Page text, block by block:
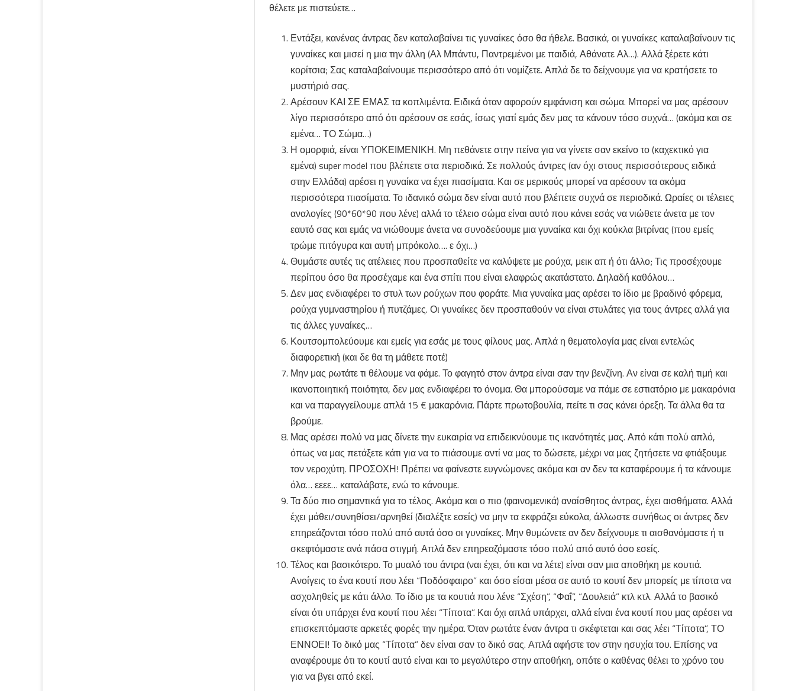
θέλετε με πιστεύετε…
Εντάξει, κανένας άντρας δεν καταλαβαίνει τις γυναίκες όσο θα ήθελε. Βασικά, οι γυναίκες καταλαβαίνουν τις
γυναίκες και μισεί η μια την άλλη (Αλ Μπάντυ, Παντρεμένοι με παιδιά, Αθάνατε Αλ…). Αλλά ξέρετε κάτι
κορίτσια; Σας καταλαβαίνουμε περισσότερο από ότι νομίζετε. Απλά δε το δείχνουμε για να κρατήσετε το
μυστήριό σας.
Αρέσουν ΚΑΙ ΣΕ ΕΜΑΣ τα κοπλιμέντα. Ειδικά όταν αφορούν εμφάνιση και σώμα. Μπορεί να μας αρέσουν
λίγο περισσότερο από ότι αρέσουν σε εσάς, ίσως γιατί εμάς δεν μας τα κάνουν τόσο συχνά… (ακόμα και σε
εμένα… ΤΟ Σώμα…)
Η ομορφιά, είναι ΥΠΟΚΕΙΜΕΝΙΚΗ. Μη πεθάνετε στην πείνα για να γίνετε σαν εκείνο το (καχεκτικό για
εμένα) super model που βλέπετε στα περιοδικά. Σε πολλούς άντρες (αν όχι στους περισσότερους ειδικά
στην Ελλάδα) αρέσει η γυναίκα να έχει πιασίματα. Και σε μερικούς μπορεί να αρέσουν τα ακόμα
περισσότερα πιασίματα. Το ιδανικό σώμα δεν είναι αυτό που βλέπετε συχνά σε περιοδικά. Ωραίες οι τέλειες
αναλογίες (90*60*90 που λένε) αλλά το τέλειο σώμα είναι αυτό που κάνει εσάς να νιώθετε άνετα με τον
εαυτό σας και εμάς να νιώθουμε άνετα να συνοδεύουμε μια γυναίκα και όχι κούκλα βιτρίνας (που εμείς
τρώμε πιτόγυρα και αυτή μπρόκολο…. ε όχι…)
Θυμάστε αυτές τις ατέλειες που προσπαθείτε να καλύψετε με ρούχα, μεικ απ ή ότι άλλο; Τις προσέχουμε
περίπου όσο θα προσέχαμε και ένα σπίτι που είναι ελαφρώς ακατάστατο. Δηλαδή καθόλου…
Δεν μας ενδιαφέρει το στυλ των ρούχων που φοράτε. Μια γυναίκα μας αρέσει το ίδιο με βραδινό φόρεμα,
ρούχα γυμναστηρίου ή πυτζάμες. Οι γυναίκες δεν προσπαθούν να είναι στυλάτες για τους άντρες αλλά για
τις άλλες γυναίκες…
Κουτσομπολεύουμε και εμείς για εσάς με τους φίλους μας. Απλά η θεματολογία μας είναι εντελώς
διαφορετική (και δε θα τη μάθετε ποτέ)
Μην μας ρωτάτε τι θέλουμε να φάμε. Το φαγητό στον άντρα είναι σαν την βενζίνη. Αν είναι σε καλή τιμή και
ικανοποιητική ποιότητα, δεν μας ενδιαφέρει το όνομα. Θα μπορούσαμε να πάμε σε εστιατόριο με μακαρόνια
και να παραγγείλουμε απλά 15 € μακαρόνια. Πάρτε πρωτοβουλία, πείτε τι σας κάνει όρεξη. Τα άλλα θα τα
βρούμε.
Μας αρέσει πολύ να μας δίνετε την ευκαιρία να επιδεικνύουμε τις ικανότητές μας. Από κάτι πολύ απλό,
όπως να μας πετάξετε κάτι για να το πιάσουμε αντί να μας το δώσετε, μέχρι να μας ζητήσετε να φτιάξουμε
τον νεροχύτη. ΠΡΟΣΟΧΗ! Πρέπει να φαίνεστε ευγνώμονες ακόμα και αν δεν τα καταφέρουμε ή τα κάνουμε
όλα… εεεε… καταλάβατε, ενώ το κάνουμε.
Τα δύο πιο σημαντικά για το τέλος. Ακόμα και ο πιο (φαινομενικά) αναίσθητος άντρας, έχει αισθήματα. Αλλά
έχει μάθει/συνηθίσει/αρνηθεί (διαλέξτε εσείς) να μην τα εκφράζει εύκολα, άλλωστε συνήθως οι άντρες δεν
επηρεάζονται τόσο πολύ από αυτά όσο οι γυναίκες. Μην θυμώνετε αν δεν δείχνουμε τι αισθανόμαστε ή τι
σκεφτόμαστε ανά πάσα στιγμή. Απλά δεν επηρεαζόμαστε τόσο πολύ από αυτό όσο εσείς.
Τέλος και βασικότερο. Το μυαλό του άντρα (ναι έχει, ότι και να λέτε) είναι σαν μια αποθήκη με κουτιά.
Ανοίγεις το ένα κουτί που λέει “Ποδόσφαιρο” και όσο είσαι μέσα σε αυτό το κουτί δεν μπορείς με τίποτα να
ασχοληθείς με κάτι άλλο. Το ίδιο με τα κουτιά που λένε “Σχέση”, “Φαΐ”, “Δουλειά” κτλ κτλ. Αλλά το βασικό
είναι ότι υπάρχει ένα κουτί που λέει “Τίποτα”. Και όχι απλά υπάρχει, αλλά είναι ένα κουτί που μας αρέσει να
επισκεπτόμαστε αρκετές φορές την ημέρα. Όταν ρωτάτε έναν άντρα τι σκέφτεται και σας λέει “Τίποτα”, ΤΟ
ΕΝΝΟΕΙ! Το δικό μας “Τίποτα” δεν είναι σαν το δικό σας. Απλά αφήστε τον στην ησυχία του. Επίσης να
αναφέρουμε ότι το κουτί αυτό είναι και το μεγαλύτερο στην αποθήκη, οπότε ο καθένας θέλει το χρόνο του
για να βγει από εκεί.